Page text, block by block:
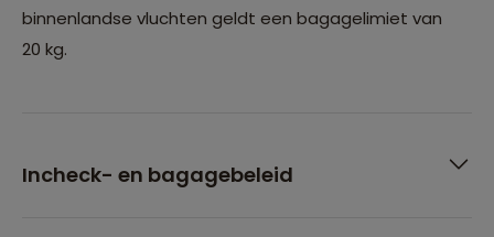
binnenlandse vluchten geldt een bagagelimiet van
20 kg.
Incheck- en bagagebeleid